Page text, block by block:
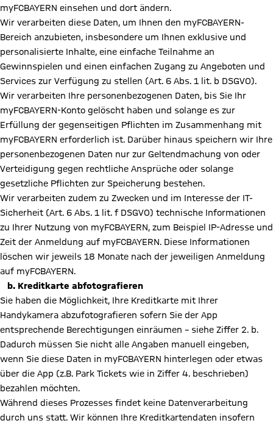
myFCBAYERN einsehen und dort ändern.
Wir verarbeiten diese Daten, um Ihnen den myFCBAYERN-
Bereich anzubieten, insbesondere um Ihnen exklusive und
personalisierte Inhalte, eine einfache Teilnahme an
Gewinnspielen und einen einfachen Zugang zu Angeboten und
Services zur Verfügung zu stellen (Art. 6 Abs. 1 lit. b DSGVO).
Wir verarbeiten Ihre personenbezogenen Daten, bis Sie Ihr
myFCBAYERN-Konto gelöscht haben und solange es zur
Erfüllung der gegenseitigen Pflichten im Zusammenhang mit
myFCBAYERN erforderlich ist. Darüber hinaus speichern wir Ihre
personenbezogenen Daten nur zur Geltendmachung von oder
Verteidigung gegen rechtliche Ansprüche oder solange
gesetzliche Pflichten zur Speicherung bestehen.
Wir verarbeiten zudem zu Zwecken und im Interesse der IT-
Sicherheit (Art. 6 Abs. 1 lit. f DSGVO) technische Informationen
zu Ihrer Nutzung von myFCBAYERN, zum Beispiel IP-Adresse und
Zeit der Anmeldung auf myFCBAYERN. Diese Informationen
löschen wir jeweils 18 Monate nach der jeweiligen Anmeldung
auf myFCBAYERN.
b. Kreditkarte abfotografieren
Sie haben die Möglichkeit, Ihre Kreditkarte mit Ihrer
Handykamera abzufotografieren sofern Sie der App
entsprechende Berechtigungen einräumen – siehe Ziffer 2. b.
Dadurch müssen Sie nicht alle Angaben manuell eingeben,
wenn Sie diese Daten in myFCBAYERN hinterlegen oder etwas
über die App (z.B. Park Tickets wie in Ziffer 4. beschrieben)
bezahlen möchten.
Während dieses Prozesses findet keine Datenverarbeitung
durch uns statt. Wir können Ihre Kreditkartendaten insofern